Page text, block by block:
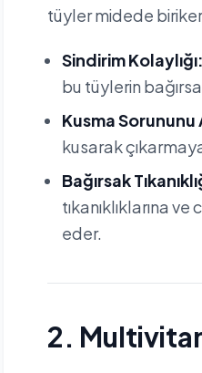
tüyler midede
Sindirim Kolaylığı:
bu tüylerin
Kusma Sorununu
kusarak
Bağırsak
tıkanıklıklarına
eder.
2.